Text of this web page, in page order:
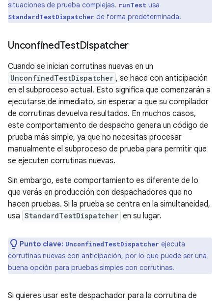
situaciones de prueba complejas. runTest usa
StandardTestDispatcher de forma predeterminada.
UnconfinedTestDispatcher
Cuando se inician corrutinas nuevas en un
UnconfinedTestDispatcher , se hace con anticipación
en el subproceso actual. Esto significa que comenzarán a
ejecutarse de inmediato, sin esperar a que su compilador
de corrutinas devuelva resultados. En muchos casos,
este comportamiento de despacho genera un código de
prueba más simple, ya que no necesitas procesar
manualmente el subproceso de prueba para permitir que
se ejecuten corrutinas nuevas.
Sin embargo, este comportamiento es diferente de lo
que verás en producción con despachadores que no
hacen pruebas. Si la prueba se centra en la simultaneidad,
usa StandardTestDispatcher en su lugar.
Punto clave: UnconfinedTestDispatcher ejecuta
corrutinas nuevas con anticipación, por lo que puede ser una
buena opción para pruebas simples con corrutinas.
Si quieres usar este despachador para la corrutina de